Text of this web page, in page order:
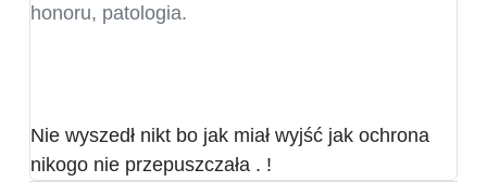
honoru, patologia.
Nie wyszedł nikt bo jak miał wyjść jak ochrona
nikogo nie przepuszczała . !